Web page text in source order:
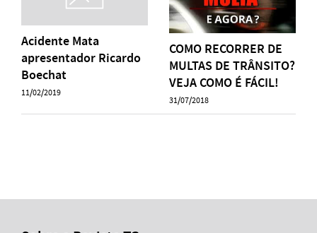
Acidente Mata
apresentador Ricardo
Boechat
11/02/2019
COMO RECORRER DE
MULTAS DE TRÂNSITO?
VEJA COMO É FÁCIL!
31/07/2018